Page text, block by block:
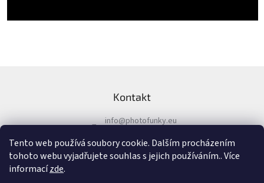
Tento web používá soubory cookie. Dalším procházením
tohoto webu vyjadřujete souhlas s jejich používáním.. Více
informacízde.
t
Kontakt
info@photofunky.eu
+420 774 581 311
+420 774 581 311